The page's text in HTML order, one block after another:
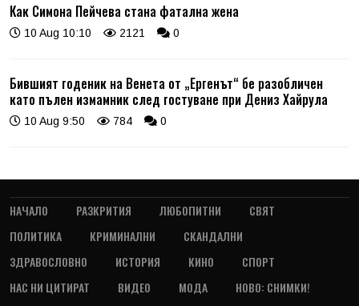
Как Симона Пейчева стана фатална жена
10 Aug 10:10 2121 0
Бившият годеник на Венета от „Ергенът“ бе разобличен
като пълен измамник след гостуване при Дениз Хайрула
10 Aug 9:50 784 0
НАЧАЛО РАЗКРИТИЯ ЛЮБОПИТНИ
СВЯТ
ПОЛИТИКА
КРИМИНАЛНИ
СКАНДАЛНИ
ЗДРАВОСЛОВНО
ИСТОРИЯ КИНО
СПОРТ
НАС НИ ЦИТИРАТ
ВИДЕО МОДА
НОВО: СНИМКИ!